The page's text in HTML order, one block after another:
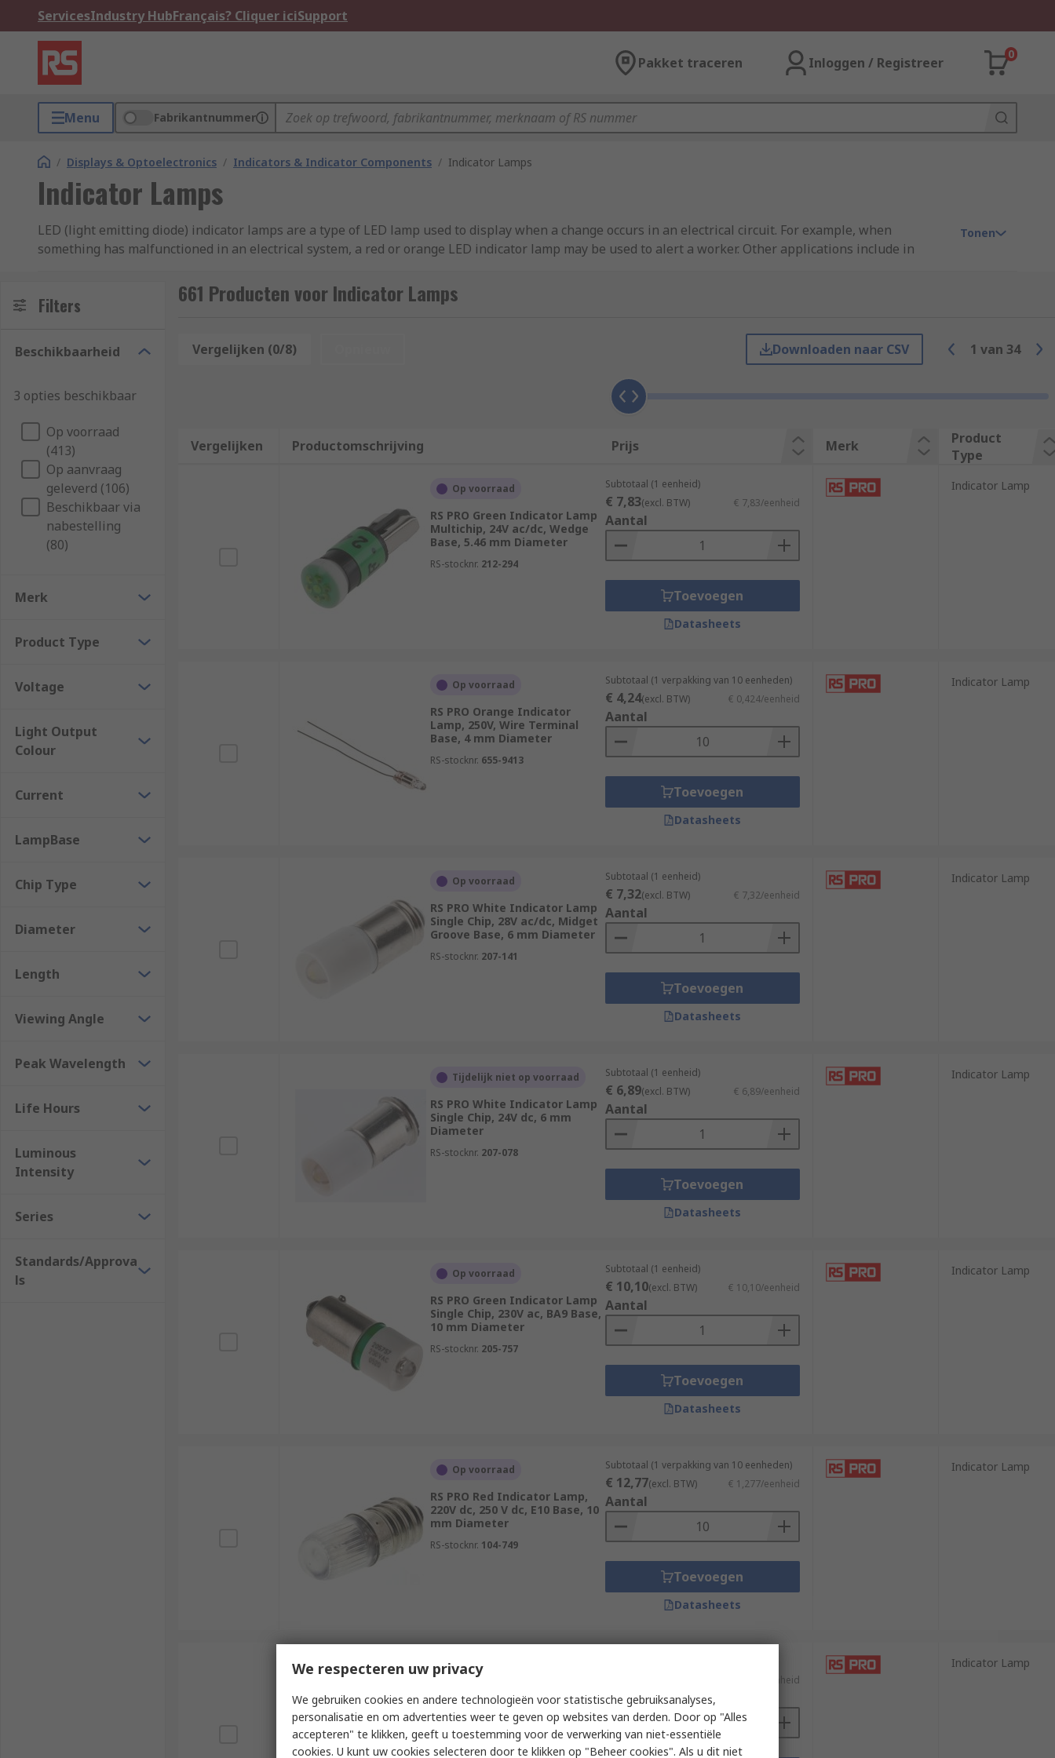
ServicesIndustry HubFrançais? Cliquer iciSupport
Pakket traceren Inloggen / Registreer
0
Menu Fabrikantnummer
/ Displays & Optoelectronics / Indicators & Indicator Components / Indicator Lamps
Indicator Lamps
LED (light emitting diode) indicator lamps are a type of LED lamp used to display when a change occurs in an electrical circuit. For example, when
something has malfunctioned in an electrical system, a red or orange LED indicator lamp may be used to alert a worker. Other applications include in
Compared with traditional incandescent lamps, LED lamps are much more energy efficient. They also have a much longer lifespan than incandescent
lamps. Unlike fluoresccent lights, they do not require a warm-up period after being switched on, reaching maximum brightness instantly.
Types of LED indicator lamps
LED indicator lamps come in a variety of different colours depending on your needs. They also vary by the intensity of the light produced, by size, and by
longevity.
Tonen
Filters
Beschikbaarheid
3 opties beschikbaar
Op voorraad
(413)
Op aanvraag
geleverd (106)
Beschikbaar via
nabestelling
(80)
Merk
Product Type
Voltage
Light Output
Colour
Current
LampBase
Chip Type
Diameter
Length
Viewing Angle
Peak Wavelength
Life Hours
Luminous
Intensity
Series
Standards/Approva
ls
661 Producten voor Indicator Lamps
Vergelijken (0/8) Downloaden naar CSV 1 van 34
Vergelijken Productomschrijving Prijs Merk
Product
Type
Op voorraad
RS PRO Green Indicator Lamp
Multichip, 24V ac/dc, Wedge
Base, 5.46 mm Diameter
RS-stocknr. 212-294
Subtotaal (1 eenheid)
€ 7,83(excl. BTW) € 7,83/eenheid
Aantal
Toevoegen
Datasheets
Indicator Lamp
Op voorraad
RS PRO Orange Indicator
Lamp, 250V, Wire Terminal
Base, 4 mm Diameter
RS-stocknr. 655-9413
Subtotaal (1 verpakking van 10 eenheden)
€ 4,24(excl. BTW) € 0,424/eenheid
Aantal
Toevoegen
Datasheets
Indicator Lamp
Op voorraad
RS PRO White Indicator Lamp
Single Chip, 28V ac/dc, Midget
Groove Base, 6 mm Diameter
RS-stocknr. 207-141
Subtotaal (1 eenheid)
€ 7,32(excl. BTW) € 7,32/eenheid
Aantal
Toevoegen
Datasheets
Indicator Lamp
Tijdelijk niet op voorraad
RS PRO White Indicator Lamp
Single Chip, 24V dc, 6 mm
Diameter
RS-stocknr. 207-078
Subtotaal (1 eenheid)
€ 6,89(excl. BTW) € 6,89/eenheid
Aantal
Toevoegen
Datasheets
Indicator Lamp
Op voorraad
RS PRO Green Indicator Lamp
Single Chip, 230V ac, BA9 Base,
10 mm Diameter
RS-stocknr. 205-757
Subtotaal (1 eenheid)
€ 10,10(excl. BTW) € 10,10/eenheid
Aantal
Toevoegen
Datasheets
Indicator Lamp
Op voorraad
RS PRO Red Indicator Lamp,
220V dc, 250 V dc, E10 Base, 10
mm Diameter
RS-stocknr. 104-749
Subtotaal (1 verpakking van 10 eenheden)
€ 12,77(excl. BTW) € 1,277/eenheid
Aantal
Toevoegen
Datasheets
Indicator Lamp
Op voorraad
RS PRO Green Indicator Lamp
Single Chip, E10 Base, 10 mm
Diameter
RS-stocknr.207-539
€ 11,25/eenheid
Aantal
Indicator Lamp
We respecteren uw privacy
We gebruiken cookies en andere technologieën voor statistische gebruiksanalyses,
personalisatie en om advertenties weer te geven op websites van derden. Door op "Alles
accepteren" te klikken, geeft u toestemming voor de verwerking van niet-essentiële
cookies. U kunt uw cookies selecteren door te klikken op "Beheer cookies". Als u dit niet